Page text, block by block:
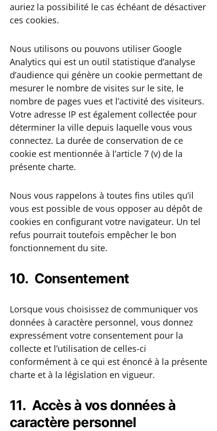
auriez la possibilité le cas échéant de désactiver
ces cookies.
Nous utilisons ou pouvons utiliser Google
Analytics qui est un outil statistique d’analyse
d’audience qui génère un cookie permettant de
mesurer le nombre de visites sur le site, le
nombre de pages vues et l’activité des visiteurs.
Votre adresse IP est également collectée pour
déterminer la ville depuis laquelle vous vous
connectez. La durée de conservation de ce
cookie est mentionnée à l’article 7 (v) de la
présente charte.
Nous vous rappelons à toutes fins utiles qu’il
vous est possible de vous opposer au dépôt de
cookies en configurant votre navigateur. Un tel
refus pourrait toutefois empêcher le bon
fonctionnement du site.
10. Consentement
Lorsque vous choisissez de communiquer vos
données à caractère personnel, vous donnez
expressément votre consentement pour la
collecte et l’utilisation de celles-ci
conformément à ce qui est énoncé à la présente
charte et à la législation en vigueur.
11. Accès à vos données à
caractère personnel